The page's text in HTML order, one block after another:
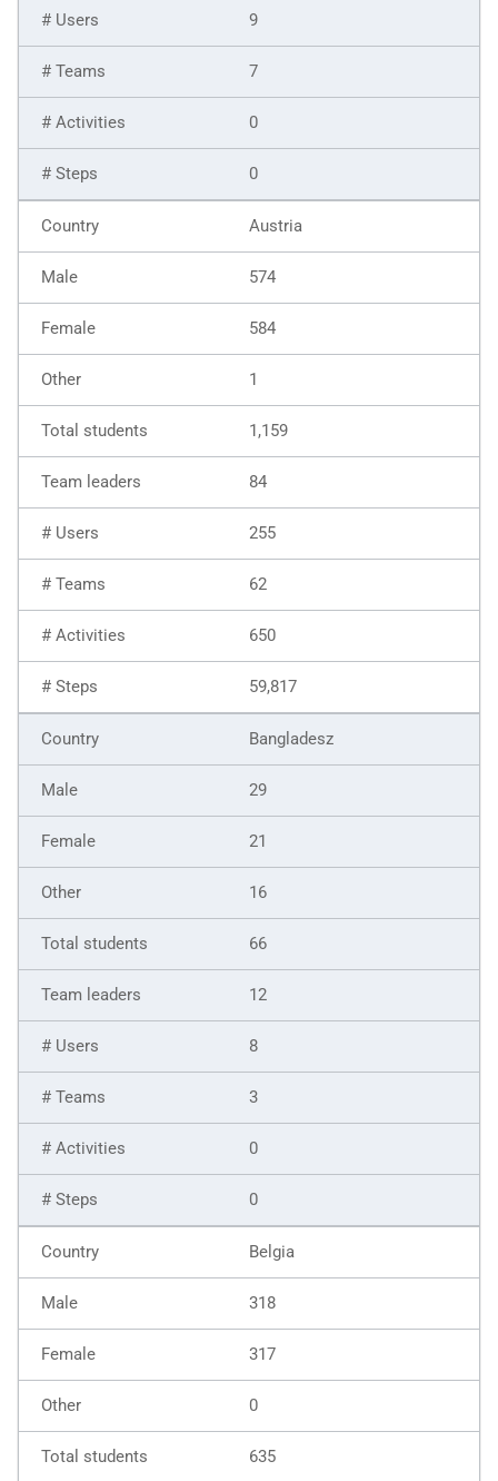
9
7
0
0
Austria
574
584
1
1,159
84
255
62
650
59,817
Bangladesz
29
21
16
66
12
8
3
0
0
Belgia
318
317
0
635